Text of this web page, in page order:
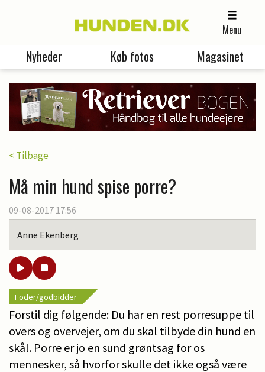
Menu
Nyheder Køb fotos Magasinet
< Tilbage
Må min hund spise porre?
09-08-2017 17:56
Anne Ekenberg
Foder/godbidder
Forstil dig følgende: Du har en rest porresuppe til
overs og overvejer, om du skal tilbyde din hund en
skål. Porre er jo en sund grøntsag for os
mennesker, så hvorfor skulle det ikke også være